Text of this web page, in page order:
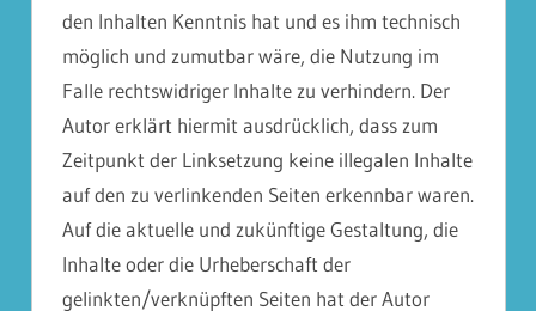
den Inhalten Kenntnis hat und es ihm technisch
möglich und zumutbar wäre, die Nutzung im
Falle rechtswidriger Inhalte zu verhindern. Der
Autor erklärt hiermit ausdrücklich, dass zum
Zeitpunkt der Linksetzung keine illegalen Inhalte
auf den zu verlinkenden Seiten erkennbar waren.
Auf die aktuelle und zukünftige Gestaltung, die
Inhalte oder die Urheberschaft der
gelinkten/verknüpften Seiten hat der Autor